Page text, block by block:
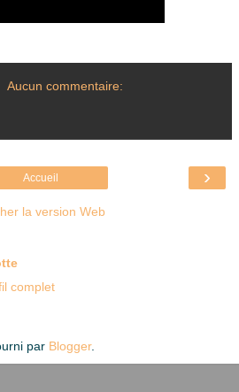
Aucun commentaire:
›
Accueil
la version Web
complet
par Blogger.